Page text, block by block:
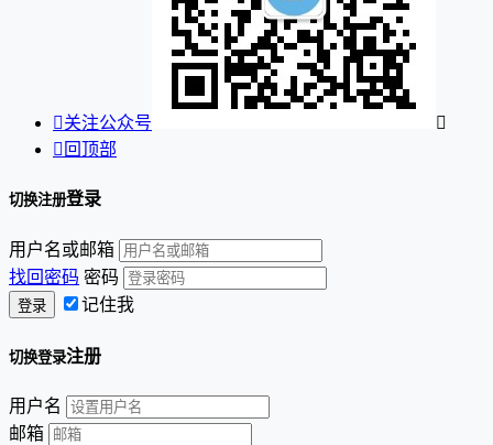
关注公众号

 回顶部
切换注册登录
用户名或邮箱
找回密码 密码
记住我
切换登录注册
用户名
邮箱